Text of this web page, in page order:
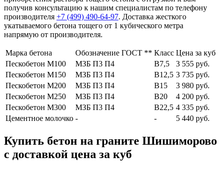
получив консультацию к нашим специалистам по телефону
производителя +7 (499) 490-64-97. Доставка жесткого
укатываемого бетона тощего от 1 кубического метра
напрямую от производителя.
Марка бетона Обозначение ГОСТ ** Класс Цена за куб
Пескобетон М100
МЗБ П3 П4 В7,5
3 555 руб.
Пескобетон М150
МЗБ П3 П4 В12,5 3 735 руб.
Пескобетон М200
МЗБ П3 П4 В15
3 980 руб.
Пескобетон М250
МЗБ П3 П4 В20
4 200 руб.
Пескобетон М300
МЗБ П3 П4 В22,5 4 335 руб.
Цементное молочко - - 5 440 руб.
Купить бетон на граните Шишиморово
с доставкой цена за куб